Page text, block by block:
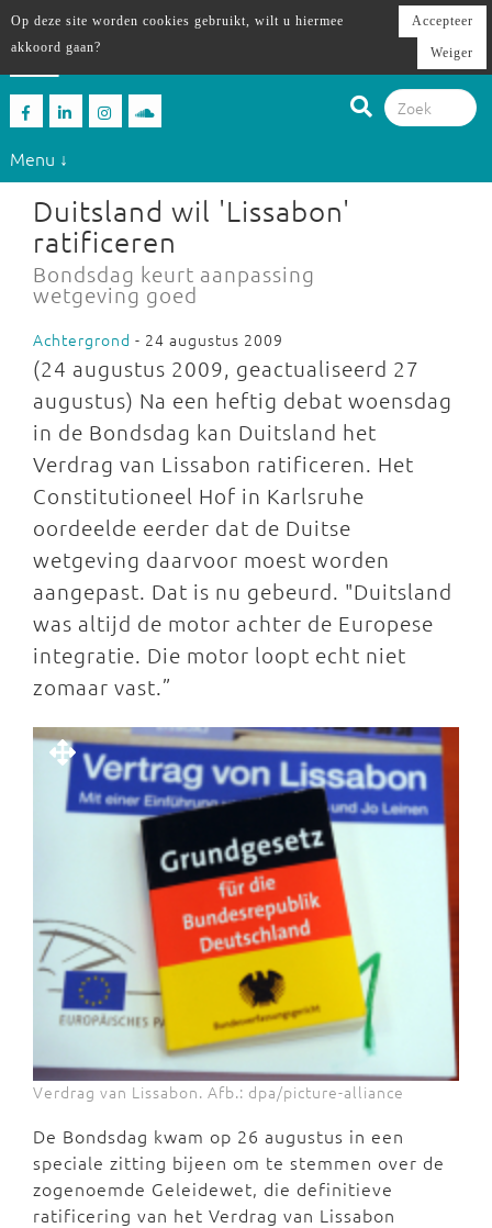
Menu ↓
Duitsland wil 'Lissabon'
ratificeren
Bondsdag keurt aanpassing
wetgeving goed
Achtergrond - 24 augustus 2009
(24 augustus 2009, geactualiseerd 27
augustus) Na een heftig debat woensdag
in de Bondsdag kan Duitsland het
Verdrag van Lissabon ratificeren. Het
Constitutioneel Hof in Karlsruhe
oordeelde eerder dat de Duitse
wetgeving daarvoor moest worden
aangepast. Dat is nu gebeurd. "Duitsland
was altijd de motor achter de Europese
integratie. Die motor loopt echt niet
zomaar vast.”
Verdrag van Lissabon. Afb.: dpa/picture-alliance
De Bondsdag kwam op 26 augustus in een
speciale zitting bijeen om te stemmen over de
zogenoemde Geleidewet, die definitieve
ratificering van het Verdrag van Lissabon
Op deze site worden cookies gebruikt, wilt u hiermee
akkoord gaan?
Accepteer
Weiger